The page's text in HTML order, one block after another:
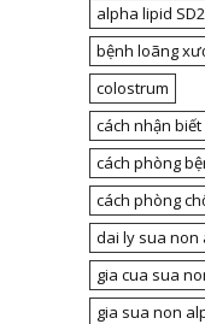
alpha lipid SD2
bệnh loãng
colostrum
cách nhận
cách phòng
cách phòng
dai ly sua non
gia cua sua
gia sua non